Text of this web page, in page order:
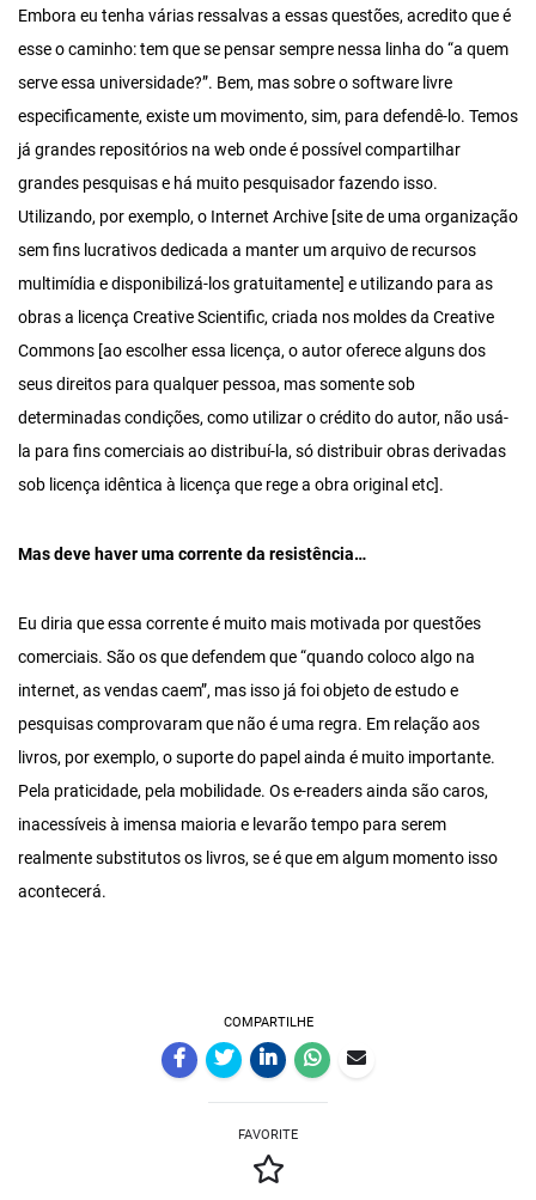
Embora eu tenha várias ressalvas a essas questões, acredito que é
esse o caminho: tem que se pensar sempre nessa linha do “a quem
serve essa universidade?”. Bem, mas sobre o software livre
especificamente, existe um movimento, sim, para defendê-lo. Temos
já grandes repositórios na web onde é possível compartilhar
grandes pesquisas e há muito pesquisador fazendo isso.
Utilizando, por exemplo, o Internet Archive [site de uma organização
sem fins lucrativos dedicada a manter um arquivo de recursos
multimídia e disponibilizá-los gratuitamente] e utilizando para as
obras a licença Creative Scientific, criada nos moldes da Creative
Commons [ao escolher essa licença, o autor oferece alguns dos
seus direitos para qualquer pessoa, mas somente sob
determinadas condições, como utilizar o crédito do autor, não usá-
la para fins comerciais ao distribuí-la, só distribuir obras derivadas
sob licença idêntica à licença que rege a obra original etc].
Mas deve haver uma corrente da resistência…
Eu diria que essa corrente é muito mais motivada por questões
comerciais. São os que defendem que “quando coloco algo na
internet, as vendas caem”, mas isso já foi objeto de estudo e
pesquisas comprovaram que não é uma regra. Em relação aos
livros, por exemplo, o suporte do papel ainda é muito importante.
Pela praticidade, pela mobilidade. Os e-readers ainda são caros,
inacessíveis à imensa maioria e levarão tempo para serem
realmente substitutos os livros, se é que em algum momento isso
acontecerá.
COMPARTILHE
FAVORITE